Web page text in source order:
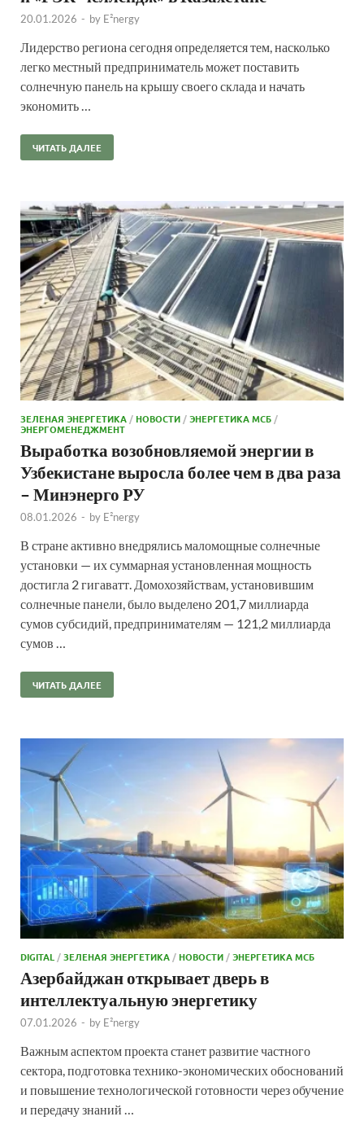
20.01.2026 - by E²nergy
Лидерство региона сегодня определяется тем, насколько
легко местный предприниматель может поставить
солнечную панель на крышу своего склада и начать
экономить …
ЧИТАТЬ ДАЛЕЕ
ЗЕЛЕНАЯ ЭНЕРГЕТИКА/НОВОСТИ/ЭНЕРГЕТИКА МСБ/
ЭНЕРГОМЕНЕДЖМЕНТ
Выработка возобновляемой энергии в
Узбекистане выросла более чем в два раза
– Минэнерго РУ
08.01.2026 - by E²nergy
В стране активно внедрялись маломощные солнечные
установки — их суммарная установленная мощность
достигла 2 гигаватт. Домохозяйствам, установившим
солнечные панели, было выделено 201,7 миллиарда
сумов субсидий, предпринимателям — 121,2 миллиарда
сумов …
ЧИТАТЬ ДАЛЕЕ
DIGITAL/ЗЕЛЕНАЯ ЭНЕРГЕТИКА/НОВОСТИ/ЭНЕРГЕТИКА МСБ
Азербайджан открывает дверь в
интеллектуальную энергетику
07.01.2026 - by E²nergy
Важным аспектом проекта станет развитие частного
сектора, подготовка технико-экономических обоснований
и повышение технологической готовности через обучение
и передачу знаний …